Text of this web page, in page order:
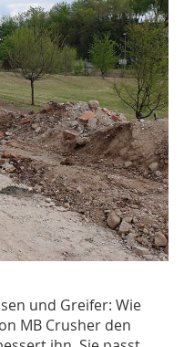
und Greifer: Wie
MB Crusher den